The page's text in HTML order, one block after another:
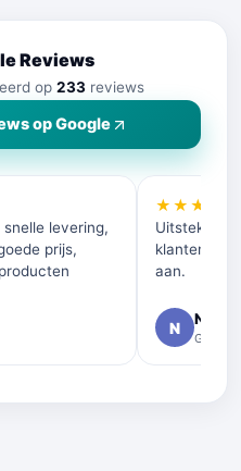
Reviews
op 233 reviews
op Google
levering,
prijs,
★★★★★
aan.
N Nelly
Google